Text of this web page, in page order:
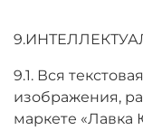
9.1. Вся
изображения,
маркете «Лавка